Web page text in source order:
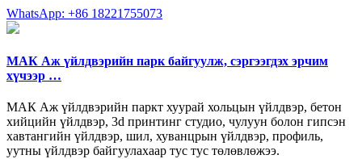
WhatsApp: +86 18221755073
МАК Аж үйлдвэрийн парк байгуулж, сэргээгдэх эрчим
хүчээр …
МАК Аж үйлдвэрийн паркт хуурай хольцын үйлдвэр, бетон
хийцийн үйлдвэр, 3d принтинг студио, чулуун болон гипсэн
хавтангийн үйлдвэр, шил, хуванцрын үйлдвэр, профиль,
уутны үйлдвэр байгуулахаар тус тус төлөвлөжээ.